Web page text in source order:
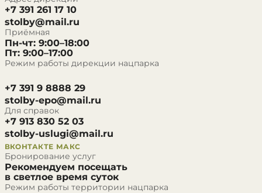
+7 391 261 17 10
stolby@mail.ru
Приёмная
Пн-чт: 9:00–18:00
Пт: 9:00–17:00
Режим работы дирекции нацпарка
+7 391 9 8888 29
stolby-epo@mail.ru
Для справок
+7 913 830 52 03
stolby-uslugi@mail.ru
ВКОНТАКТЕ МАКС
Бронирование услуг
Рекомендуем посещать
в светлое время суток
Режим работы территории нацпарка